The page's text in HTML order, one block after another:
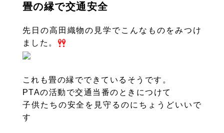
畳の縁で交通安全
先日の高田織物の見学でこんなものをみつけ
ました。
これも畳の縁でできているそうです。
PTAの活動で交通当番のときにつけて
子供たちの安全を見守るのにちょうどいいで
す